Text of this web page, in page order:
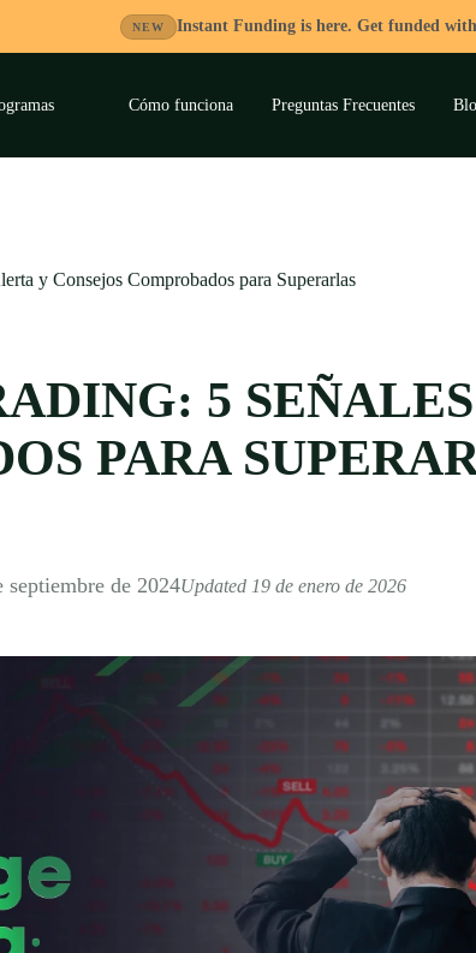
NEW Instant Funding is here. Get funded
Cómo funciona Preguntas Frecuentes
y Consejos Comprobados para Superarlas
5
PARA
septiembre de 2024Updated 19 de enero de 2026